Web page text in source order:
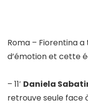
Roma – Fiorentina
d’émotion et cette
– 11′ Daniela
retrouve seule face